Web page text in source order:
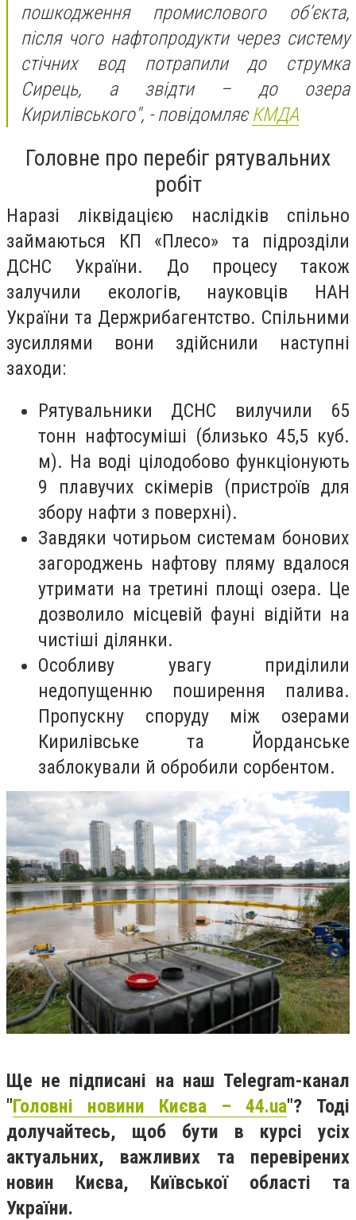
пошкодження промислового об’єкта,
після чого нафтопродукти через систему
стічних вод потрапили до струмка
Сирець, а звідти – до озера
Кирилівського", - повідомляєКМДА
Головне про перебіг рятувальних
робіт
Наразі ліквідацією наслідків спільно
займаються КП «Плесо» та підрозділи
ДСНС України. До процесу також
залучили екологів, науковців НАН
України та Держрибагентство. Спільними
зусиллями вони здійснили наступні
заходи:
Рятувальники ДСНС вилучили 65
тонн нафтосуміші (близько 45,5 куб.
м). На воді цілодобово функціонують
9 плавучих скімерів (пристроїв для
збору нафти з поверхні).
Завдяки чотирьом системам бонових
загороджень нафтову пляму вдалося
утримати на третині площі озера. Це
дозволило місцевій фауні відійти на
чистіші ділянки.
Особливу увагу приділили
недопущенню поширення палива.
Пропускну споруду між озерами
Кирилівське та Йорданське
заблокували й обробили сорбентом.
Ще не підписані на наш Telegram-канал
"Головні новини Києва – 44.ua"? Тоді
долучайтесь, щоб бути в курсі усіх
актуальних, важливих та перевірених
новин Києва, Київської області та
України.